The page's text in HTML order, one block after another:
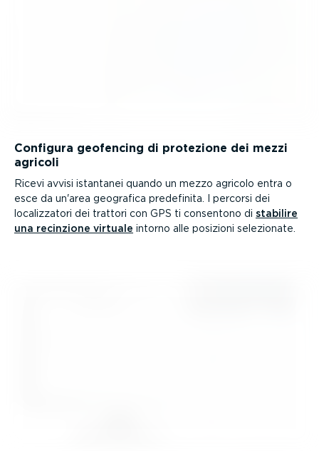
Configura geofencing di protezione dei mezzi
agricoli
Ricevi avvisi istantanei quando un mezzo agricolo entra o
esce da un'area geografica predefinita. I percorsi dei
localiz­zatori dei trattori con GPS ti consentono di stabilire
una recinzione virtuale intorno alle posizioni selezionate.